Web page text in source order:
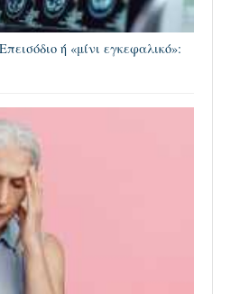
ή «μίνι εγκεφαλικό»: